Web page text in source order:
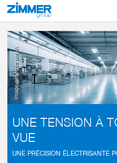
Démarrage Secteurs
Image générée par IA
UNE TENSION À
VUE
UNE PRÉCISION ÉLECTRISANTE